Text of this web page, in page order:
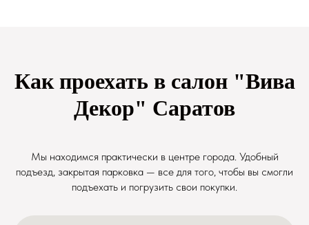
Как проехать в салон "Вива
Декор" Саратов
Мы находимся практически в центре города. Удобный
подъезд, закрытая парковка — все для того, чтобы вы смогли
подъехать и погрузить свои покупки.